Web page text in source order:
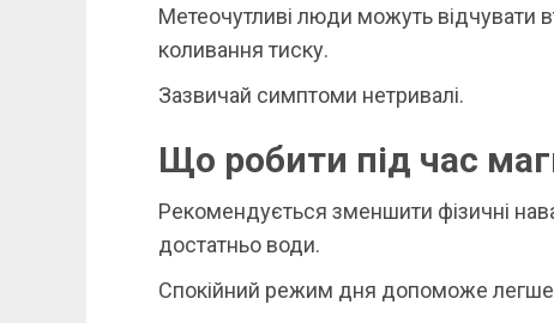
Метеочутливі люди можуть відчувати
коливання тиску.
Зазвичай симптоми нетривалі.
Що робити під час
Рекомендується зменшити фізичні
достатньо води.
Спокійний режим дня допоможе легше